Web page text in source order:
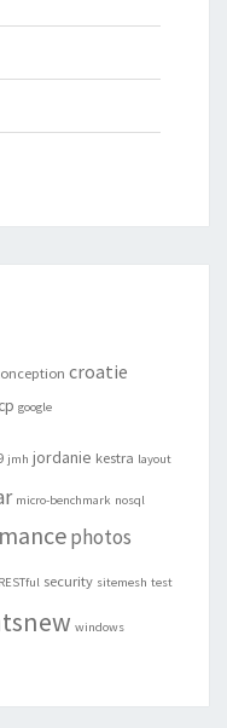
croatie
google
jmh jordanie kestra layout
micro-benchmark nosql
photos
RESTful security sitemesh test
windows